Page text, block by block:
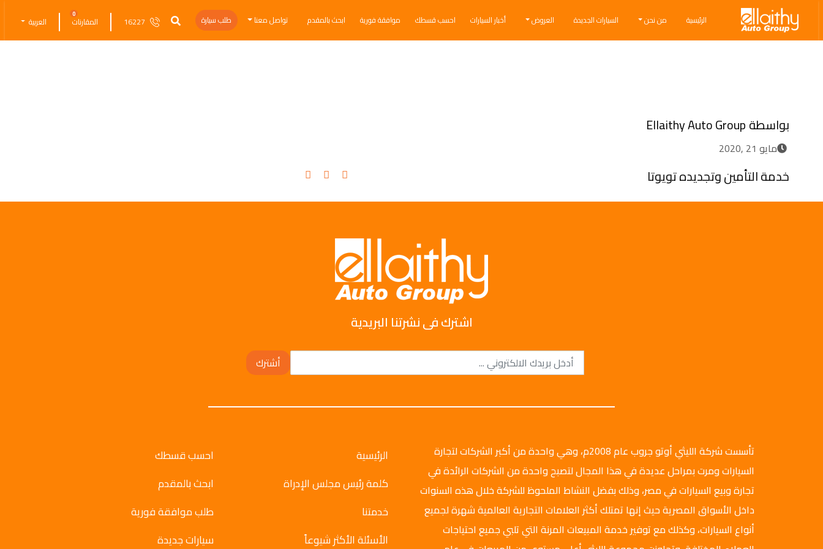
Ellaithy Auto Group
Breadcrumb navigation
الرئيسية من نحن السيارات الجديدة العروض أخبار السيارات احسب قسطك موافقة فورية ابحث بالمقدم تواصل معنا طلب سيارة 16227 المقارنات
0
العربية
بواسطةEllaithy Auto Group
مايو 21 ,2020
خدمة التأمين وتجديده تويوتا
اشترك فى نشرتنا البريدية
أشترك
تأسست شركة الليثي أوتو جروب عام 2008م، وهي واحدة من أكبر الشركات لتجارة
السيارات ومرت بمراحل عديدة في هذا المجال لتصبح واحدة من الشركات الرائدة في
تجارة وبيع السيارات في مصر، وذلك بفضل النشاط الملحوظ للشركة خلال هذه السنوات
داخل الأسواق المصرية حيث إنها تمتلك أكثر العلامات التجارية العالمية شهرة لجميع
أنواع السيارات، وكذلك مع توفير خدمة المبيعات المرنة التي تلبي جميع احتياجات
الرئيسية
كلمة رئيس مجلس الإدراة
خدمتنا
الأسئلة الأكثر شيوعاً
احسب قسطك
ابحث بالمقدم
طلب موافقة فورية
سيارات جديدة